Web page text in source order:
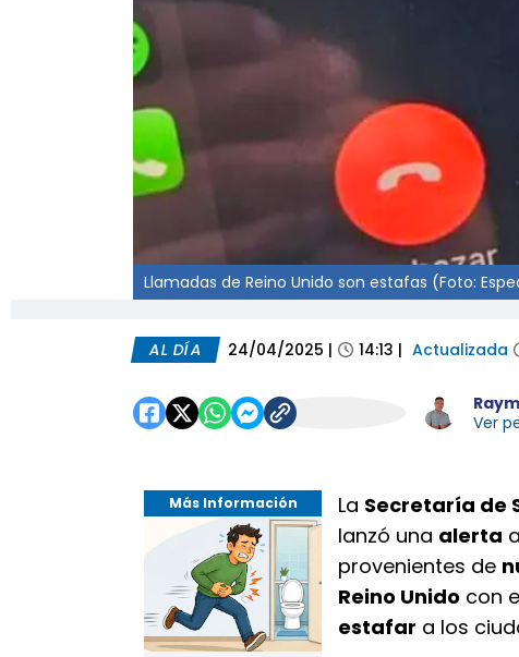
Llamadas de Reino Unido son estafas (Foto:
AL DÍA 24/04/2025 | 14:13 | Actualizada
Ver
Más Información La Secretaría de
lanzó una alerta
provenientes de
Reino Unido con
estafar a los